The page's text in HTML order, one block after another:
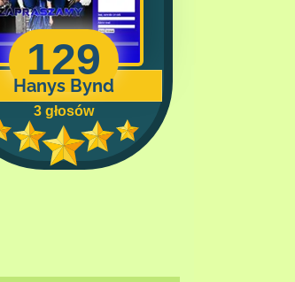
129
Hanys Bynd
3 głosów